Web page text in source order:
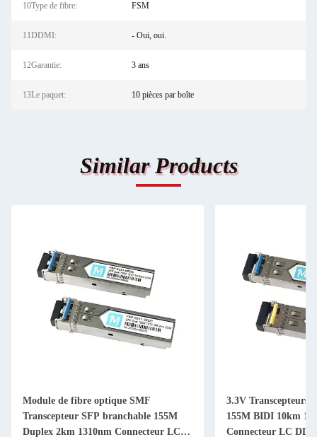
10Type de fibre: FSM
11DDMI: - Oui, oui.
12Garantie: 3 ans
13Le paquet: 10 pièces par boîte
Similar Products
3.3V Transcepteurs à fibre optique
155M BIDI 10km 1310nm/1550nm
Connecteur LC DDM WDM Module
155M BIDI LC
1490nm/1550nm
optique simplex